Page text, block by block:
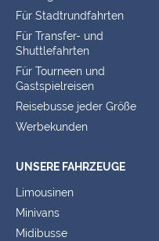
Für Stadtrundfahrten
Für Transfer- und
Shuttlefahrten
Für Tourneen und
Gastspielreisen
Reisebusse jeder Größe
Werbekunden
UNSERE FAHRZEUGE
Limousinen
Minivans
Midibusse